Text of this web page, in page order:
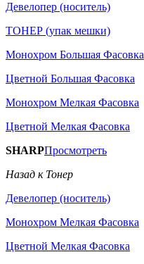
Девелопер (носитель)
ТОНЕР (упак мешки)
Монохром Большая Фасовка
Цветной Большая Фасовка
Монохром Мелкая Фасовка
Цветной Мелкая Фасовка
SHARPПросмотреть
Назад к Тонер
Девелопер (носитель)
Монохром Мелкая Фасовка
Цветной Мелкая Фасовка